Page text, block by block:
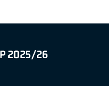
2025/26